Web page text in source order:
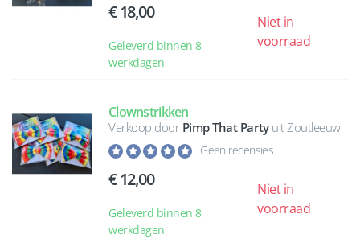
18,00
Geleverd binnen 8
werkdagen
Niet in
voorraad
Clownstrikken
Verkoop door Pimp That Partyuit Zoutleeuw
Geen recensies
12,00
Geleverd binnen 8
werkdagen
Niet in
voorraad